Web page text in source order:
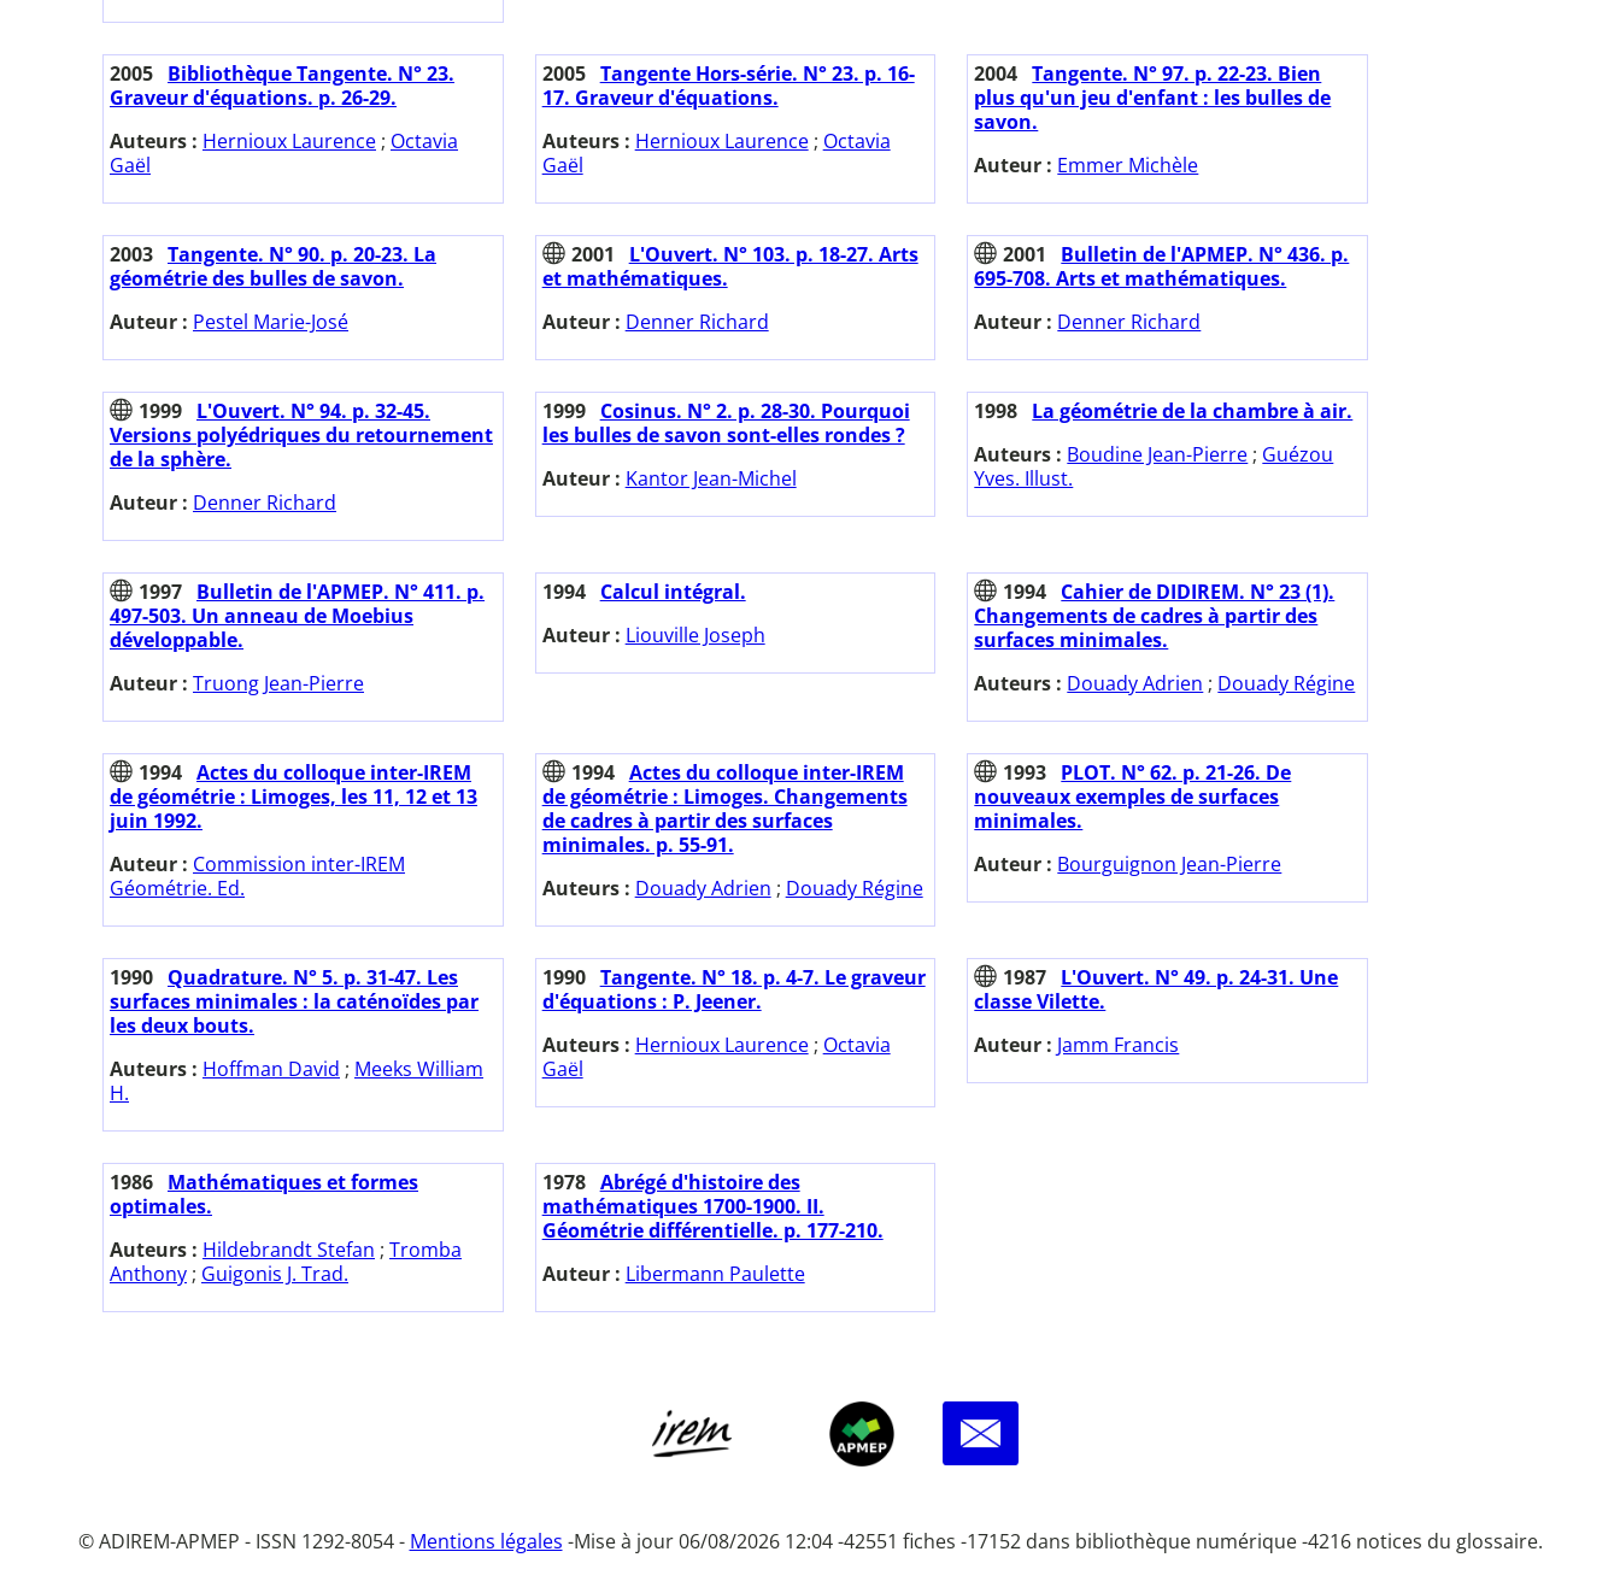
2005 Bibliothèque Tangente. N° 23.
Graveur d'équations. p. 26-29.
Auteurs : Hernioux Laurence ; Octavia
Gaël
2005 Tangente Hors-série. N° 23. p. 16-
17. Graveur d'équations.
Auteurs : Hernioux Laurence; Octavia
Gaël
2004 Tangente. N° 97. p. 22-23. Bien
plus qu'un jeu d'enfant : les bulles de
savon.
Auteur : Emmer Michèle
2003 Tangente. N° 90. p. 20-23. La
géométrie des bulles de savon.
Auteur : Pestel Marie-José
2001
L'Ouvert. N° 103. p. 18-27. Arts
et mathématiques.
Auteur : Denner Richard
2001
Bulletin de l'APMEP. N° 436. p.
695-708. Arts et mathématiques.
Auteur : Denner Richard
1999 L'Ouvert. N° 94. p. 32-45.
Versions polyédriques du retournement
de la sphère.
Auteur : Denner Richard
1999
Cosinus. N° 2. p. 28-30. Pourquoi
les bulles de savon sont-elles rondes ?
Auteur : Kantor Jean-Michel
1998 La géométrie de la chambre à air.
Auteurs : Boudine Jean-Pierre ; Guézou
Yves. Illust.
1997 Bulletin de l'APMEP. N° 411. p.
497-503. Un anneau de Moebius
développable.
Auteur : Truong Jean-Pierre
1994
Calcul intégral.
Auteur : Liouville Joseph
1994 Cahier de DIDIREM. N° 23 (1).
Changements de cadres à partir des
surfaces minimales.
Auteurs : Douady Adrien ; Douady Régine
1994 Actes du colloque inter-IREM
de géométrie : Limoges, les 11, 12 et 13
juin 1992.
Auteur : Commission inter-IREM
Géométrie. Ed.
1994 Actes du colloque inter-IREM
de géométrie : Limoges. Changements
de cadres à partir des surfaces
minimales. p. 55-91.
Auteurs : Douady Adrien ; Douady Régine
1993 PLOT. N° 62. p. 21-26. De
nouveaux exemples de surfaces
minimales.
Auteur : Bourguignon Jean-Pierre
1990 Quadrature. N° 5. p. 31-47. Les
surfaces minimales : la caténoïdes par
les deux bouts.
Auteurs : Hoffman David ; Meeks William
H.
1990 Tangente. N° 18. p. 4-7. Le graveur
d'équations : P. Jeener.
Auteurs : Hernioux Laurence; Octavia
Gaël
1987 L'Ouvert. N° 49. p. 24-31. Une
classe Vilette.
Auteur : Jamm Francis
1986 Mathématiques et formes
optimales.
Auteurs : Hildebrandt Stefan ; Tromba
Anthony ; Guigonis J. Trad.
1978 Abrégé d'histoire des
mathématiques 1700-1900. II.
Géométrie différentielle. p. 177-210.
Auteur : Libermann Paulette
© ADIREM-APMEP - ISSN 1292-8054 - Mentions légales -Mise à jour 06/08/2026 12:04 -42551 fiches -17152 dans bibliothèque numérique -4216 notices du glossaire.